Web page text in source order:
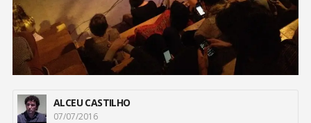
ALCEU CASTILHO
07/07/2016